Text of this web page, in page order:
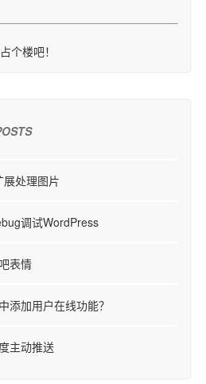
个楼吧！
展处理图片
调试WordPress
表情
添加用户在线功能？
主动推送